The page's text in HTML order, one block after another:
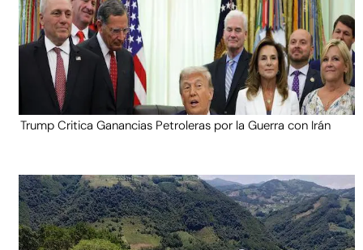
Trump Critica Ganancias Petroleras por la Guerra con Irán